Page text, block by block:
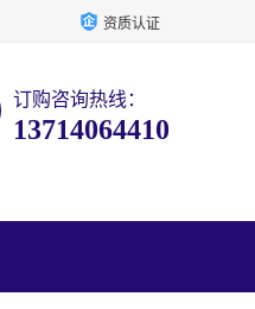
资质认证
订购咨询热线：
13714064410